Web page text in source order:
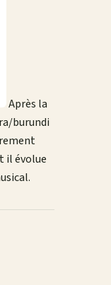
Après la
burundi
il évolue